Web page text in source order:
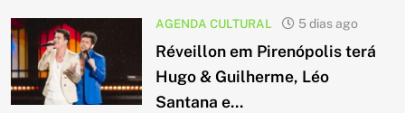
AGENDA CULTURAL 5 dias ago
Réveillon em Pirenópolis terá
Hugo & Guilherme, Léo
Santana e...